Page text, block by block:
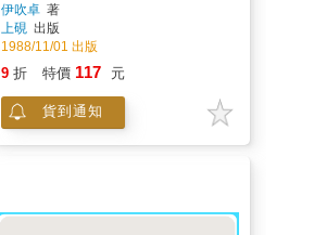
伊吹卓著
上硯 出版
1988/11/01 出版
9 折 特價 117 元
貨到通知